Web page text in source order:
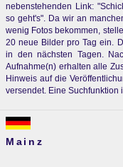
nebenstehenden Link:
so geht's". Da wir an
wenig Fotos bekommen,
20 neue Bilder pro Tag ein.
in den nächsten Tagen.
Aufnahme(n) erhalten alle
Hinweis auf die
versendet. Eine Suchfunktion
Mainz